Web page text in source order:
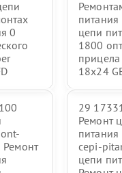
0
питания
цепи
1800
прицела
18x24
29
Ремонт
cepi-
цепи